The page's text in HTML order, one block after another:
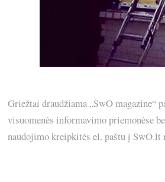
Griežtai draudžiama „SwO magazine“
visuomenės informavimo priemonėse
naudojimo kreipkitės el. paštu į